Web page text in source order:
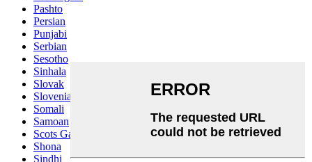
Pashto
Persian
Punjabi
Serbian
Sesotho
Sinhala
Slovak
Slovenian
Somali
Samoan
Scots Gaelic
Shona
Sindhi